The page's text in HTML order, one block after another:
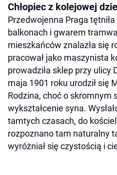
Chłopiec z kolejowej
Przedwojenna Praga
balkonach i gwarem
mieszkańców znalazła się
pracował jako maszynista
prowadziła sklep przy ulicy
maja 1901 roku urodził się
Rodzina, choć o skromnym
wykształcenie syna.
tamtych czasach, do
rozpoznano tam naturalny
wyróżniał się czystością i